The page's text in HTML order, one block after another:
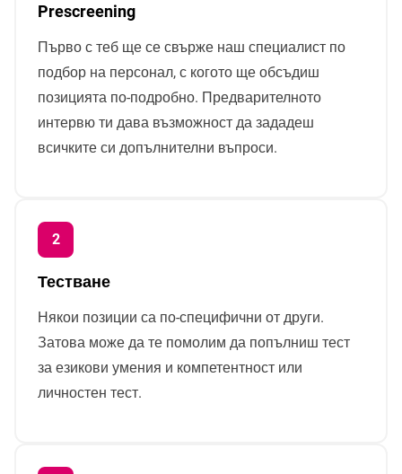
Prescreening
Първо с теб ще се свърже наш специалист по
подбор на персонал, с когото ще обсъдиш
позицията по-подробно. Предварителното
интервю ти дава възможност да зададеш
всичките си допълнителни въпроси.
Тестване
Някои позиции са по-специфични от други.
Затова може да те помолим да попълниш тест
за езикови умения и компетентност или
личностен тест.